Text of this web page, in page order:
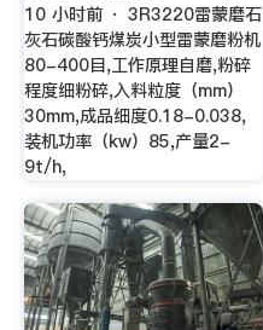
10 小时前 · 3R3220雷蒙磨石
灰石碳酸钙煤炭小型雷蒙磨粉机
80-400目,工作原理自磨,粉碎
程度细粉碎,入料粒度（mm）
30mm,成品细度0.18-0.038,
装机功率（kw）85,产量2-
9t/h,